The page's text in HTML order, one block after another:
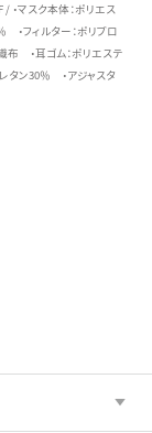
/ ・マスク本体：ポリエス
フィルター：ポリプロ
布 ・耳ゴム：ポリエステ
タン30％ ・アジャスタ